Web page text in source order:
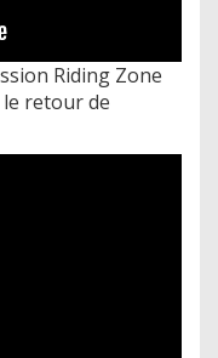
Riding Zone
retour de